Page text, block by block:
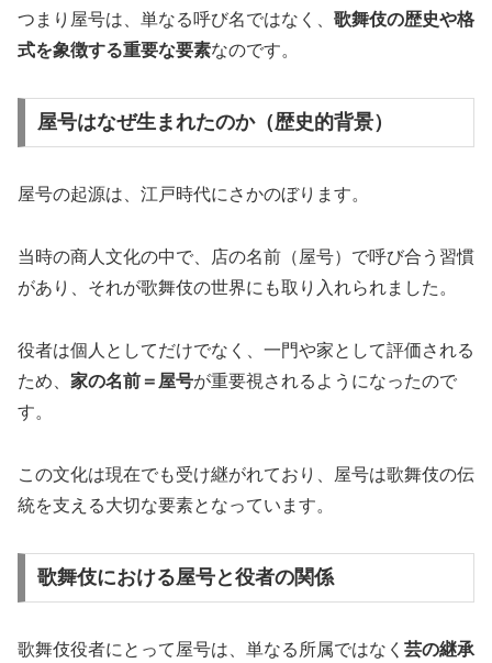
つまり屋号は、単なる呼び名ではなく、 歌舞伎の歴史や格
式を象徴する重要な要素なのです。
屋号はなぜ生まれたのか（歴史的背景）
屋号の起源は、江戸時代にさかのぼります。
当時の商人文化の中で、店の名前（屋号）で呼び合う習慣
があり、それが歌舞伎の世界にも取り入れられました。
役者は個人としてだけでなく、一門や家として評価される
ため、 家の名前＝屋号が重要視されるようになったので
す。
この文化は現在でも受け継がれており、屋号は歌舞伎の伝
統を支える大切な要素となっています。
歌舞伎における屋号と役者の関係
歌舞伎役者にとって屋号は、単なる所属ではなく 芸の継承